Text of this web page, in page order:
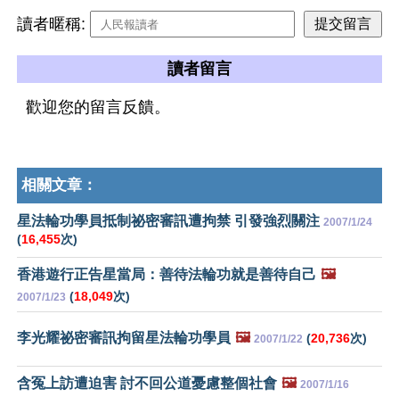
讀者暱稱:
讀者留言
歡迎您的留言反饋。
相關文章：
星法輪功學員抵制祕密審訊遭拘禁 引發強烈關注 2007/1/24
(16,455次)
香港遊行正告星當局：善待法輪功就是善待自己 🖼️
2007/1/23 (18,049次)
李光耀祕密審訊拘留星法輪功學員 🖼️ 2007/1/22 (20,736次)
含冤上訪遭迫害 討不回公道憂慮整個社會 🖼️ 2007/1/16